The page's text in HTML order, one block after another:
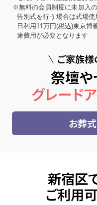
※無料の会員制度に未加入
告別式を行う場合は式場
日利用11万円(税込)東京博
途費用が必要となります
ご家族様
祭壇や
グレード
お葬
新宿区
ご利用